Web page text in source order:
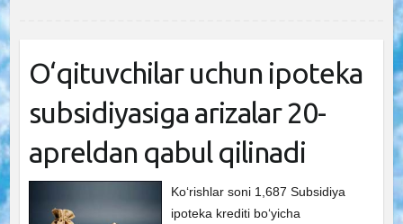
O‘qituvchilar uchun ipoteka
subsidiyasiga arizalar 20-
apreldan qabul qilinadi
Ko‘rishlar soni 1,687 Subsidiya
ipoteka krediti bo‘yicha